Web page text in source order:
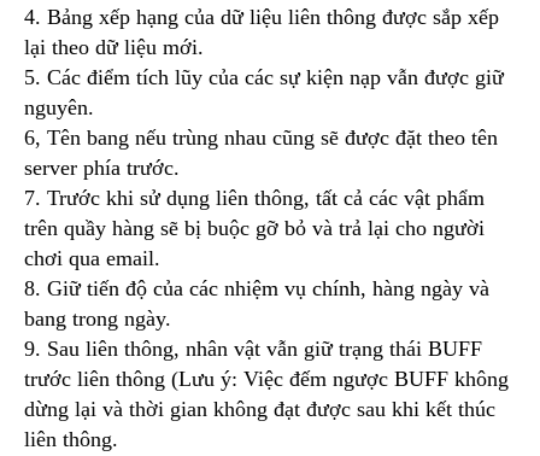
4. Bảng xếp hạng của dữ liệu liên thông được sắp xếp
lại theo dữ liệu mới.
5. Các điểm tích lũy của các sự kiện nạp vẫn được giữ
nguyên.
6, Tên bang nếu trùng nhau cũng sẽ được đặt theo tên
server phía trước.
7. Trước khi sử dụng liên thông, tất cả các vật phẩm
trên quầy hàng sẽ bị buộc gỡ bỏ và trả lại cho người
chơi qua email.
8. Giữ tiến độ của các nhiệm vụ chính, hàng ngày và
bang trong ngày.
9. Sau liên thông, nhân vật vẫn giữ trạng thái BUFF
trước liên thông (Lưu ý: Việc đếm ngược BUFF không
dừng lại và thời gian không đạt được sau khi kết thúc
liên thông.